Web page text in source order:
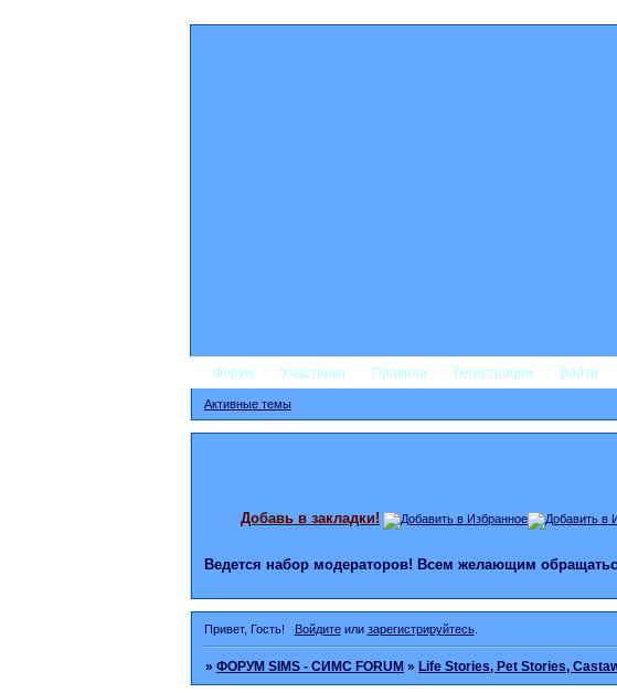
Форум Участники Правила Регистрация Войти
Активные темы
Добавь в закладки!
Ведется набор модераторов! Всем желающим
Привет, Гость! Войдитеили зарегистрируйтесь.
»ФОРУМ SIMS - СИМС FORUM »Life Stories, Pet Stories,